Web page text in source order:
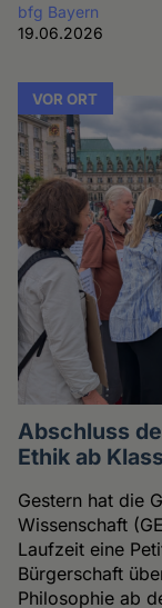
bfg Bayern
19.06.2026
VOR ORT
Abschluss
Ethik ab
Gestern hat die
Wissenschaft
Laufzeit eine
Bürgerschaft
Philosophie ab